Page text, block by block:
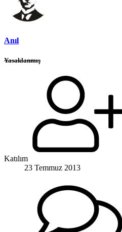
Anıl
Yasaklanmış
Katılım
23 Temmuz 2013